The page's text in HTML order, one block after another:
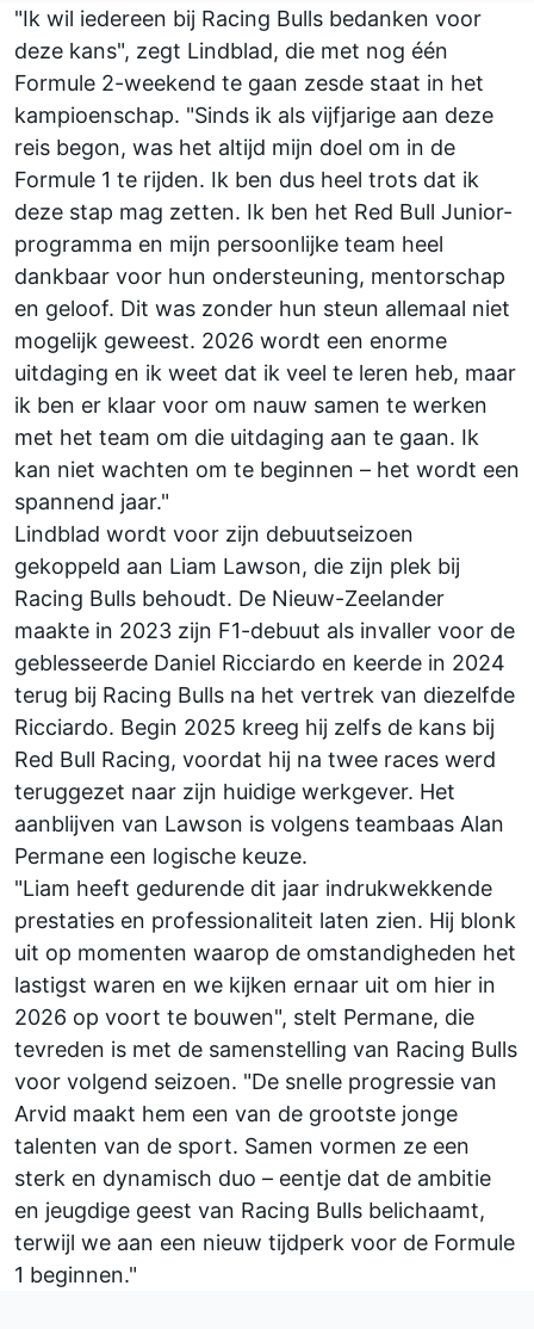
"Ik wil iedereen bij Racing Bulls bedanken voor
deze kans", zegt Lindblad, die met nog één
Formule 2-weekend te gaan zesde staat in het
kampioenschap. "Sinds ik als vijfjarige aan deze
reis begon, was het altijd mijn doel om in de
Formule 1 te rijden. Ik ben dus heel trots dat ik
deze stap mag zetten. Ik ben het Red Bull Junior-
programma en mijn persoonlijke team heel
dankbaar voor hun ondersteuning, mentorschap
en geloof. Dit was zonder hun steun allemaal niet
mogelijk geweest. 2026 wordt een enorme
uitdaging en ik weet dat ik veel te leren heb, maar
ik ben er klaar voor om nauw samen te werken
met het team om die uitdaging aan te gaan. Ik
kan niet wachten om te beginnen – het wordt een
spannend jaar."
Lindblad wordt voor zijn debuutseizoen
gekoppeld aan Liam Lawson, die zijn plek bij
Racing Bulls behoudt. De Nieuw-Zeelander
maakte in 2023 zijn F1-debuut als invaller voor de
geblesseerde Daniel Ricciardo en keerde in 2024
terug bij Racing Bulls na het vertrek van diezelfde
Ricciardo. Begin 2025 kreeg hij zelfs de kans bij
Red Bull Racing, voordat hij na twee races werd
teruggezet naar zijn huidige werkgever. Het
aanblijven van Lawson is volgens teambaas Alan
Permane een logische keuze.
"Liam heeft gedurende dit jaar indrukwekkende
prestaties en professionaliteit laten zien. Hij blonk
uit op momenten waarop de omstandigheden het
lastigst waren en we kijken ernaar uit om hier in
2026 op voort te bouwen", stelt Permane, die
tevreden is met de samenstelling van Racing Bulls
voor volgend seizoen. "De snelle progressie van
Arvid maakt hem een van de grootste jonge
talenten van de sport. Samen vormen ze een
sterk en dynamisch duo – eentje dat de ambitie
en jeugdige geest van Racing Bulls belichaamt,
terwijl we aan een nieuw tijdperk voor de Formule
1 beginnen."